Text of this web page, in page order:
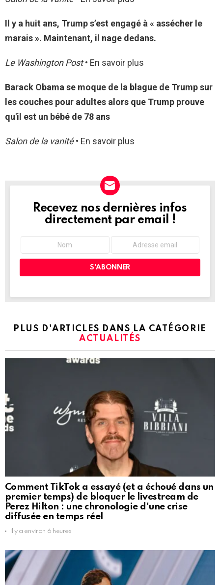
Il y a huit ans, Trump s’est engagé à « assécher le
marais ». Maintenant, il nage dedans.
Le Washington Post• En savoir plus
Barack Obama se moque de la blague de Trump sur
les couches pour adultes alors que Trump prouve
qu'il est un bébé de 78 ans
Salon de la vanité• En savoir plus
NEWSLETTER
Recevez nos dernières infos
directement par email !
PLUS D'ARTICLES DANS LA CATÉGORIE
ACTUALITÉS
Comment TikTok a essayé (et a échoué dans un
premier temps) de bloquer le livestream de
Perez Hilton : une chronologie d'une crise
diffusée en temps réel
il y a environ 6 heures